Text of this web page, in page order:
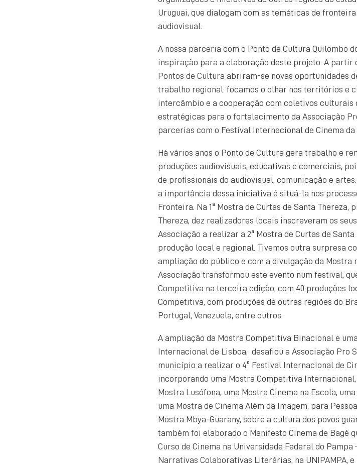
Uruguai, que dialogam com as temáticas de
audiovisual.
A nossa parceria com o Ponto de Cultura Quilombo
inspiração para a elaboração deste projeto. A partir
Pontos de Cultura abriram-se novas oportunidades
trabalho regional: focamos o olhar nos territórios e
intercâmbio e a cooperação com coletivos culturais
estratégicas para o fortalecimento da Associação
parcerias com o Festival Internacional de Cinema da
Há vários anos o Ponto de Cultura gera trabalho e
produções audiovisuais, educativas e comerciais,
de profissionais do audiovisual, comunicação e
a importância dessa iniciativa é situá-la nos
Fronteira. Na 1ª Mostra de Curtas de Santa Thereza,
Thereza, dez realizadores locais inscreveram os
Associação a realizar a 2ª Mostra de Curtas de
produção local e regional. Tivemos outra surpresa
ampliação do público e com a divulgação da Mostra
Associação transformou este evento num festival,
Competitiva na terceira edição, com 40 produções
Competitiva, com produções de outras regiões do
Portugal, Venezuela, entre outros.
A ampliação da Mostra Competitiva Binacional e
Internacional de Lisboa, desafiou a Associação Pro
município a realizar o 4º Festival Internacional de
incorporando uma Mostra Competitiva
Mostra Lusófona, uma Mostra Cinema na Escola,
uma Mostra de Cinema Além da Imagem, para
Mostra Mbya-Guarany, sobre a cultura dos povos
também foi elaborado o Manifesto Cinema de Bagé
Curso de Cinema na Universidade Federal do Pampa
Narrativas Colaborativas Literárias, na UNIPAMPA, e